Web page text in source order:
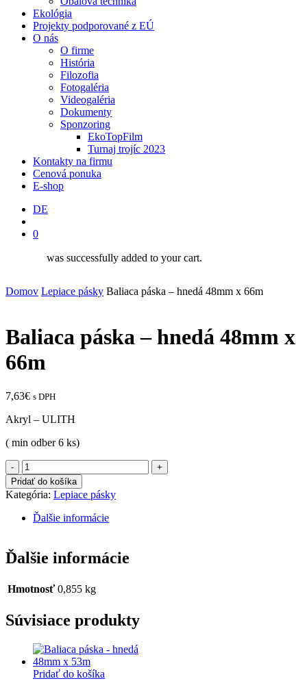
Ekológia
Projekty podporované z EÚ
O nás
O firme
História
Filozofia
Fotogaléria
Videogaléria
Dokumenty
Sponzoring
EkoTopFilm
Turnaj trojíc 2023
Kontakty na firmu
Cenová ponuka
E-shop
DE
0
was successfully added to your cart.
Domov Lepiace pásky Baliaca páska – hnedá 48mm x 66m
Baliaca páska – hnedá 48mm x
66m
7,63€ s DPH
Akryl – ULITH
( min odber 6 ks)
množstvo
Baliaca
páska
-
hnedá
48mm
66m
Pridať do košíka
Kategória: Lepiace pásky
Ďalšie informácie
Ďalšie informácie
Hmotnosť 0,855 kg
Súvisiace produkty
Pridať do košíka